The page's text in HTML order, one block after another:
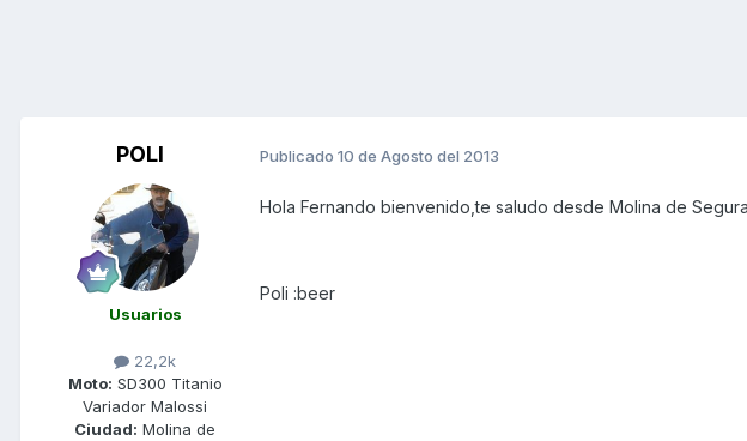
POLI
Usuarios
22,2k
Moto: SD300 Titanio
Variador Malossi
Ciudad: Molina de
Publicado 10 de Agosto del 2013
Hola Fernando bienvenido,te saludo desde Molina de
Poli :beer